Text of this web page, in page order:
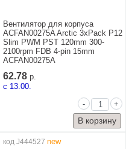
Вентилятор для корпуса
ACFAN00275A Arctic 3xPack P12
Slim PWM PST 120mm 300-
2100rpm FDB 4-pin 15mm
ACFAN00275A
62.78 р.
c 13.00.
-
+
код J444527 new